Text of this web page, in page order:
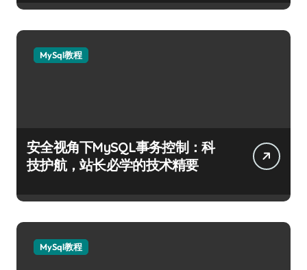
MySql教程
安全视角下MySQL事务控制：科
技护航，站长必学的技术精要
MySql教程